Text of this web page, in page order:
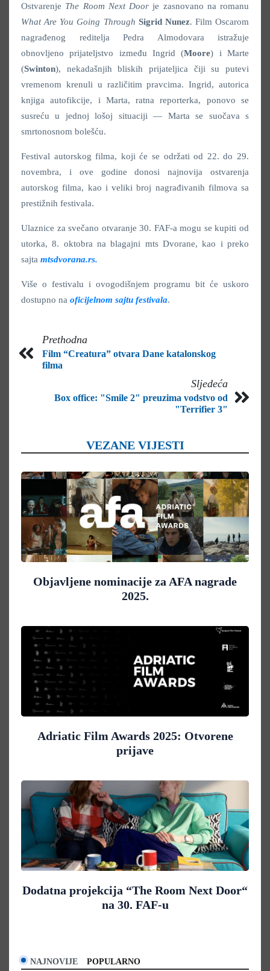
Ostvarenje The Room Next Door je zasnovano na romanu
What Are You Going Through Sigrid Nunez. Film Oscarom
nagrađenog reditelja Pedra Almodovara istražuje
obnovljeno prijateljstvo između Ingrid (Moore) i Marte
(Swinton), nekadašnjih bliskih prijateljica čiji su putevi
vremenom krenuli u različitim pravcima. Ingrid, autorica
knjiga autofikcije, i Marta, ratna reporterka, ponovo se
susreću u jednoj lošoj situaciji — Marta se suočava s
smrtonosnom bolešću.
Festival autorskog filma, koji će se održati od 22. do 29.
novembra, i ove godine donosi najnovija ostvarenja
autorskog filma, kao i veliki broj nagrađivanih filmova sa
prestižnih festivala.
Ulaznice za svečano otvaranje 30. FAF-a mogu se kupiti od
utorka, 8. oktobra na blagajni mts Dvorane, kao i preko
sajta mtsdvorana.rs.
Više o festivalu i ovogodišnjem programu bit će uskoro
dostupno na oficijelnom sajtu festivala.
Prethodna
Film “Creatura” otvara Dane katalonskog
filma
Sljedeća
Box office: "Smile 2" preuzima vodstvo od
"Terrifier 3"
VEZANE VIJESTI
Objavljene nominacije za AFA nagrade
2025.
Adriatic Film Awards 2025: Otvorene
prijave
Dodatna projekcija “The Room Next Door“
na 30. FAF-u
NAJNOVIJE POPULARNO